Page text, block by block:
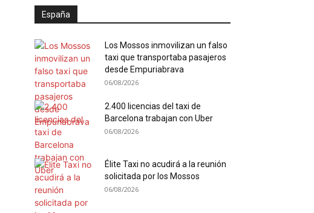
España
Los Mossos inmovilizan un falso
taxi que transportaba pasajeros
desde Empuriabrava
06/08/2026
2.400 licencias del taxi de
Barcelona trabajan con Uber
06/08/2026
Élite Taxi no acudirá a la reunión
solicitada por los Mossos
06/08/2026